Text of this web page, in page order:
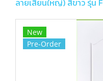
ลายเสี้ยนใหญ่) สีขาว รุ่น
New
Pre-Order